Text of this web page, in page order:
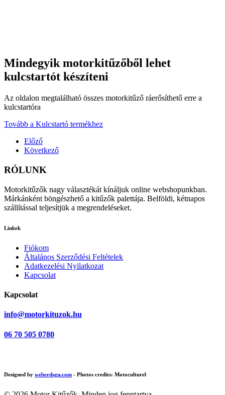
Mindegyik motorkitűzőből lehet
kulcstartót készíteni
Az oldalon megtalálható összes motorkitűző ráerősíthető erre a
kulcstartóra
Tovább a Kulcstartó termékhez
Előző
Következő
RÓLUNK
Motorkitűzők nagy választékát kínáljuk online webshopunkban.
Márkánként böngészhető a kitűzők palettája. Belföldi, kétnapos
szállítással teljesítjük a megrendeléseket.
Linkek
Fiókom
Általános Szerződési Feltételek
Adatkezelési Nyilatkozat
Kapcsolat
Kapcsolat
info@motorkituzok.hu
06 70 505 0780
Designed by weberdsgn.com - Photos credits: Motoculturel